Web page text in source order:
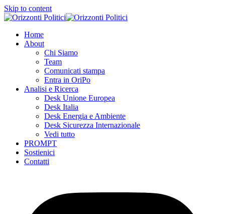
Skip to content
Home
About
Chi Siamo
Team
Comunicati stampa
Entra in OriPo
Analisi e Ricerca
Desk Unione Europea
Desk Italia
Desk Energia e Ambiente
Desk Sicurezza Internazionale
Vedi tutto
PROMPT
Sostienici
Contatti